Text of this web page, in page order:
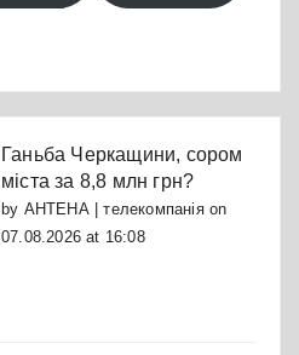
Ганьба Черкащини, сором
міста за 8,8 млн грн?
by АНТЕНА | телекомпаніяon
07.08.2026 at 16:08